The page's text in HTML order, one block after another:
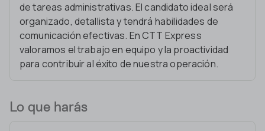
de tareas administrativas. El candidato ideal será
organizado, detallista y tendrá habilidades de
comunicación efectivas. En CTT Express
valoramos el trabajo en equipo y la proactividad
para contribuir al éxito de nuestra operación.
Lo que harás